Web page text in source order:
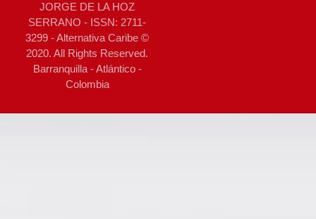
JORGE DE LA HOZ
SERRANO - ISSN: 2711-
3299 - Alternativa Caribe ©
2020. All Rights Reserved.
Barranquilla - Atlántico -
Colombia